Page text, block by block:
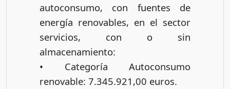
autoconsumo, con fuentes de
energía renovables, en el sector
servicios, con o sin
almacenamiento:
• Categoría Autoconsumo
renovable: 7.345.921,00 euros.